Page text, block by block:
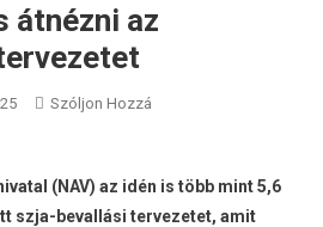
átnézni az
Szóljon HozzáA
Átnézni
Az
(NAV) az idén is több mint 5,6
szja-bevallási tervezetet, amit